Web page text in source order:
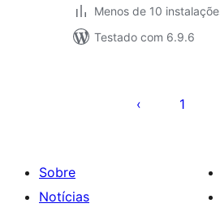
Menos de 10
Testado com 6.9.6
1
Sobre
Notícias